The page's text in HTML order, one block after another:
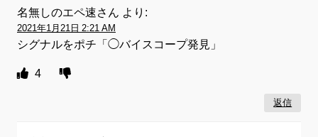
名無しのエペ速さん より:
2021年1月21日 2:21 AM
シグナルをポチ「◯バイスコープ発見」
4
返信